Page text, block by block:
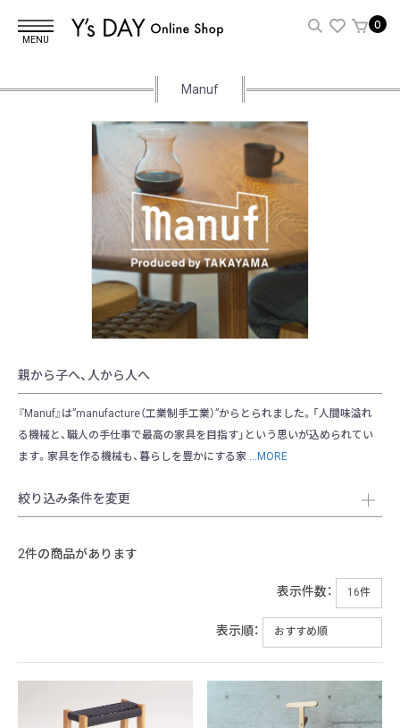
MENU
0
Manuf
親から子へ、人から人へ
『Manuf』は”manufacture（工業制手工業）”からとられました。「人間味溢れ
る機械と、職人の手仕事で最高の家具を目指す」という思いが込められてい
ます。家具を作る機械も、暮らしを豊かにする家 ...MORE
絞り込み条件を変更
2件の商品があります
表示件数：
表示順：